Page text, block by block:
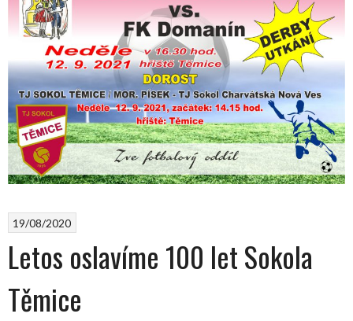
19/08/2020
Letos oslavíme 100 let Sokola
Těmice